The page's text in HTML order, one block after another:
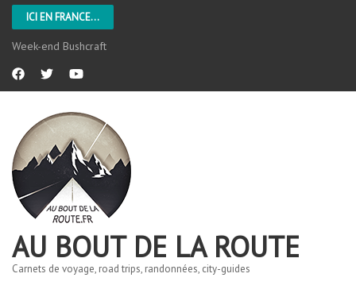
ICI EN FRANCE...
Week-end Bushcraft
AU BOUT DE LA ROUTE
Carnets de voyage, road trips, randonnées, city-guides